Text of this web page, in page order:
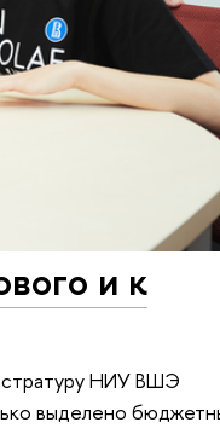
и к
НИУ ВШЭ
выделено